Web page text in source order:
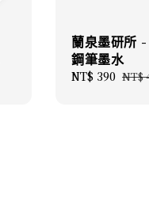
蘭泉墨研所
鋼筆墨水
Sale
NT$ 390 NT$